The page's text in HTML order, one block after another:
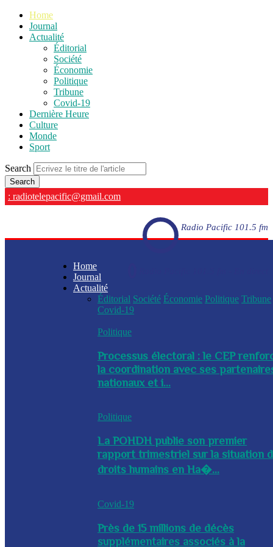
Home
Journal
Actualité
Éditorial
Société
Économie
Politique
Tribune
Covid-19
Dernière Heure
Culture
Monde
Sport
Search
: radiotelepacific@gmail.com
Radio Pacific 101.5 fm
Home
Journal
Actualité
Éditorial Société Économie Politique Tribune
Covid-19
Politique
Processus électoral : le CEP
la coordination avec ses
nationaux et i...
Politique
La POHDH publie son premier
rapport trimestriel sur la situation
droits humains en Ha�...
Covid-19
Près de 15 millions de décès
supplémentaires associés à la